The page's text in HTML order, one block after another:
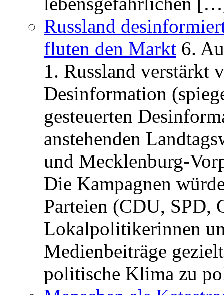
Russland
fluten den Markt 6.
1. Russland verstärkt
Desinformation
gesteuerten
anstehenden
und Mecklenburg-
Die Kampagnen
Parteien (CDU, SPD,
Lokalpolitikerinnen
Medienbeiträge
politische Klima zu